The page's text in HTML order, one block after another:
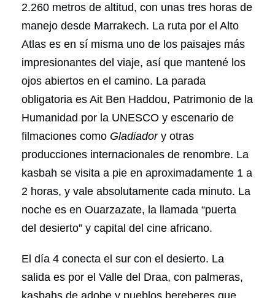
2.260 metros de altitud, con unas tres horas de
manejo desde Marrakech. La ruta por el Alto
Atlas es en sí misma uno de los paisajes más
impresionantes del viaje, así que mantené los
ojos abiertos en el camino. La parada
obligatoria es Ait Ben Haddou, Patrimonio de la
Humanidad por la UNESCO y escenario de
filmaciones como Gladiadory otras
producciones internacionales de renombre. La
kasbah se visita a pie en aproximadamente 1 a
2 horas, y vale absolutamente cada minuto. La
noche es en Ouarzazate, la llamada “puerta
del desierto” y capital del cine africano.
El día 4 conecta el sur con el desierto. La
salida es por el Valle del Draa, con palmeras,
kasbahs de adobe y pueblos bereberes que